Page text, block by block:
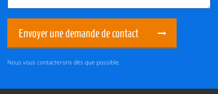
Envoyer une demande de contact
Nous vous contacterons dès que possible.